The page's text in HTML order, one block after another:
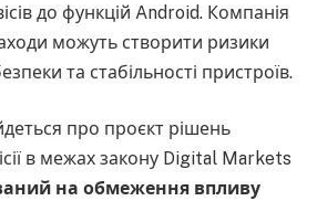
до функцій Android. Компанія
можуть створити ризики
та стабільності пристроїв.
про проєкт рішень
в межах закону Digital Markets
на обмеження впливу